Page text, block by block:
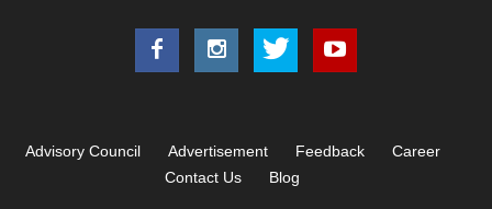
Advisory Council Advertisement Feedback
Career
Contact Us
Blog